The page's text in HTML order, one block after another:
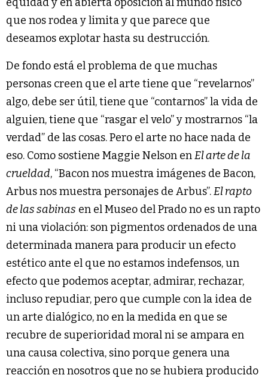
que nos rodea y limita y que parece que
deseamos explotar hasta su destrucción.
De fondo está el problema de que muchas
personas creen que el arte tiene que “revelarnos”
algo, debe ser útil, tiene que “contarnos” la vida de
alguien, tiene que “rasgar el velo” y mostrarnos “la
verdad” de las cosas. Pero el arte no hace nada de
eso. Como sostiene Maggie Nelson enEl arte de la
crueldad, “Bacon nos muestra imágenes de Bacon,
Arbus nos muestra personajes de Arbus”.El rapto
de las sabinas en el Museo del Prado no es un rapto
ni una violación: son pigmentos ordenados de una
determinada manera para producir un efecto
estético ante el que no estamos indefensos, un
efecto que podemos aceptar, admirar, rechazar,
incluso repudiar, pero que cumple con la idea de
un arte dialógico, no en la medida en que se
recubre de superioridad moral ni se ampara en
una causa colectiva, sino porque genera una
reacción en nosotros que no se hubiera producido